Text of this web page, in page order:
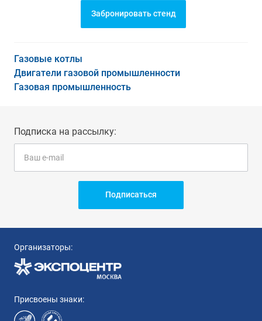
Забронировать стенд
Газовые котлы
Двигатели газовой промышленности
Газовая промышленность
Подписка на рассылку:
Подписаться
Организаторы:
Присвоены знаки: